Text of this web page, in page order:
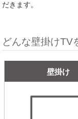
だきます。
どんな壁掛けTV
壁掛け